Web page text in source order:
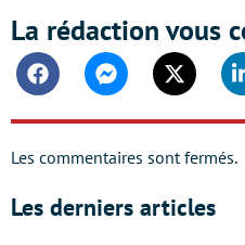
La rédaction vous
FacebookMessengerTwitter
Les commentaires sont fermés.
Les derniers articles